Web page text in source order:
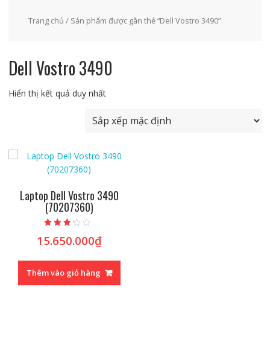
Trang chủ / Sản phẩm được gắn thẻ “Dell Vostro 3490”
Dell Vostro 3490
Hiển thị kết quả duy nhất
Laptop Dell Vostro 3490
(70207360)
hạng
2.99
15.650.000₫
Thêm vào giỏ hàng